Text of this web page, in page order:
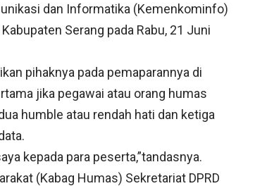
dan Informatika (Kemenkominfo)
Serang pada Rabu, 21 Juni
pihaknya pada pemaparannya di
jika pegawai atau orang humas
humble atau rendah hati dan ketiga
kepada para peserta,”tandasnya.
(Kabag Humas) Sekretariat DPRD